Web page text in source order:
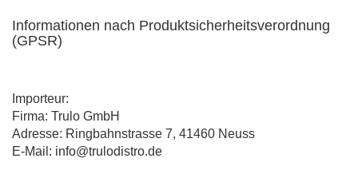
Informationen nach Produktsicherheitsverordnung
(GPSR)
Importeur:
Firma: Trulo GmbH
Adresse: Ringbahnstrasse 7, 41460 Neuss
E-Mail: info@trulodistro.de